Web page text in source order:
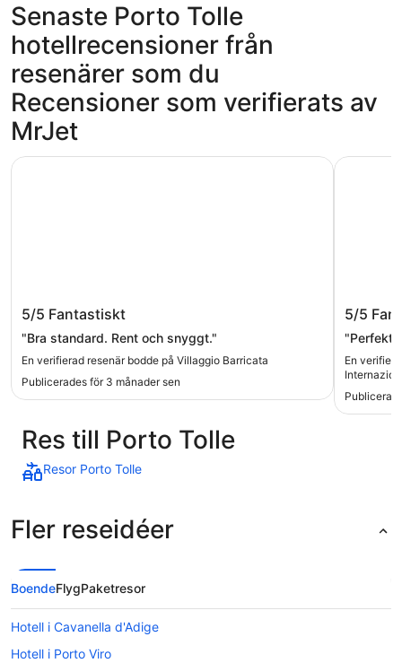
Senaste Porto Tolle
hotellrecensioner från
resenärer som du
Recensioner som verifierats av
MrJet
Villaggio Barricata
5/5 Fantastiskt
"Bra standard. Rent och snyggt."
En verifierad resenär bodde på Villaggio Barricata
Publicerades för 3 månader sen
Villaggio Barricata
5/5
"Perfekt
En
Camping
Res till Porto Tolle
Resor Porto Tolle
Fler reseidéer
BoendeFlygPaketresor
Hotell i Cavanella d'Adige
Hotell i Porto Viro